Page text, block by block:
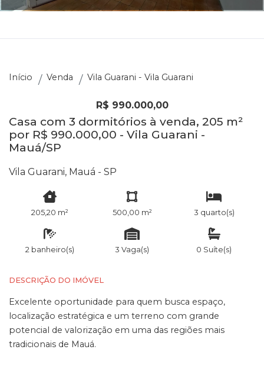
Início Venda Vila Guarani - Vila Guarani
R$ 990.000,00
Casa com 3 dormitórios à venda, 205 m²
por R$ 990.000,00 - Vila Guarani -
Mauá/SP
Vila Guarani, Mauá - SP
205,20 m² 500,00 m² 3 quarto(s)
2 banheiro(s) 3 Vaga(s) 0 Suíte(s)
DESCRIÇÃO DO IMÓVEL
Excelente oportunidade para quem busca espaço,
localização estratégica e um terreno com grande
potencial de valorização em uma das regiões mais
tradicionais de Mauá.